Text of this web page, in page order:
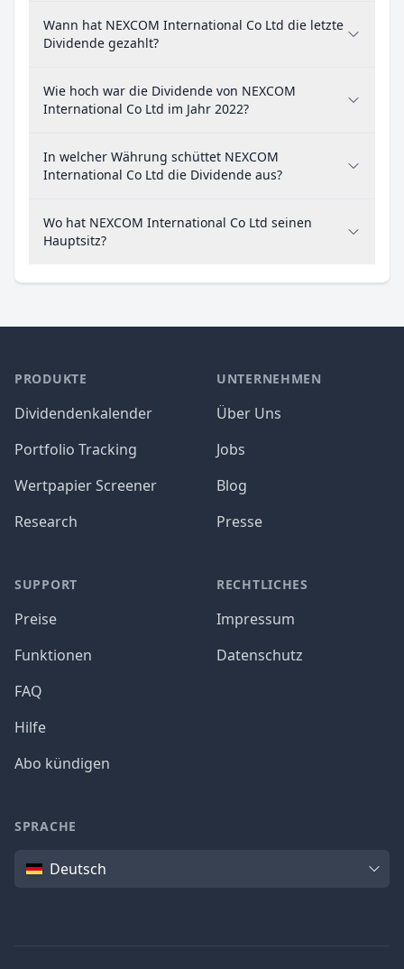
Wann hat NEXCOM International Co Ltd die letzte
Dividende gezahlt?
Wie hoch war die Dividende von NEXCOM
International Co Ltd im Jahr 2022?
In welcher Währung schüttet NEXCOM
International Co Ltd die Dividende aus?
Wo hat NEXCOM International Co Ltd seinen
Hauptsitz?
PRODUKTE
Dividendenkalender
Portfolio Tracking
Wertpapier Screener
Research
SUPPORT
Preise
Funktionen
FAQ
Hilfe
Abo kündigen
UNTERNEHMEN
Über Uns
Jobs
Blog
Presse
RECHTLICHES
Impressum
Datenschutz
SPRACHE
SpracheDeutsch